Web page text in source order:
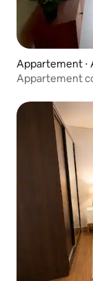
Appartement ⋅
Appartement